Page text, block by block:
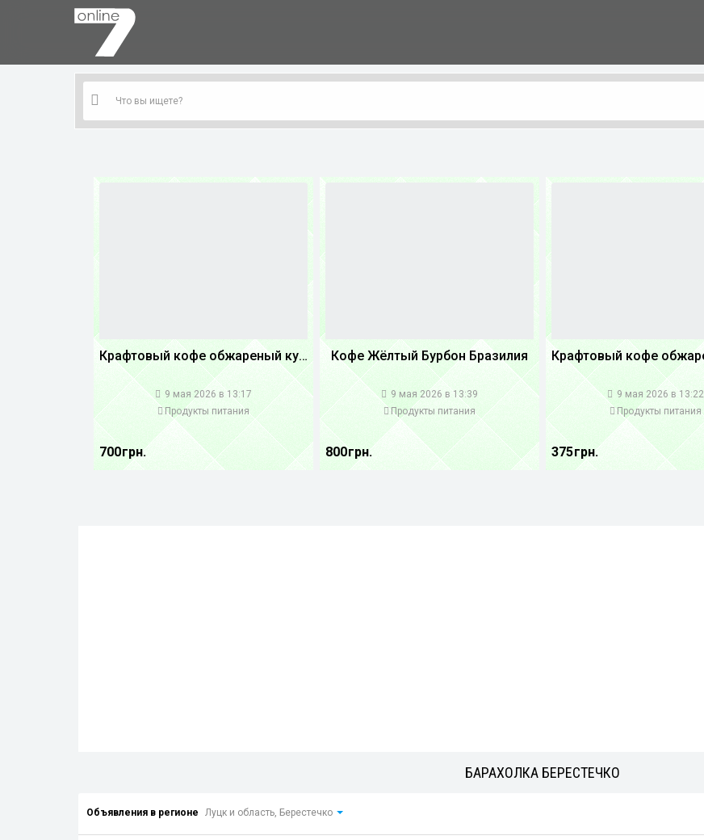
Крафтовый кофе обжареный купаж арабики 3...
9 мая 2026 в 13:17
Продукты питания
700 грн.
Кофе Жёлтый Бурбон Бразилия
9 мая 2026 в 13:39
Продукты питания
800 грн.
9 мая 2026 в 13:22
Продукты питания
375 грн.
БАРАХОЛКА БЕРЕСТЕЧКО
Объявления в регионе Луцк и область, Берестечко